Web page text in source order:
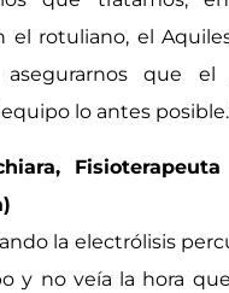
el rotuliano, el
asegurarnos que el
lo antes
la electrólisis
y no veía la hora